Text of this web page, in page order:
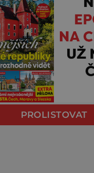
PROLISTOVAT